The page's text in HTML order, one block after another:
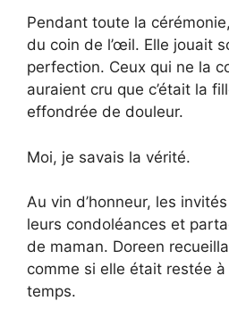
Pendant toute la
du coin de l’œil. Elle jouait
perfection. Ceux qui ne la
auraient cru que c’était la
effondrée de douleur.
Moi, je savais la vérité.
Au vin d’honneur, les
leurs condoléances et
de maman. Doreen
comme si elle était restée
temps.